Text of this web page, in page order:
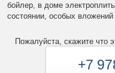
бойлер, в доме
состоянии, особых
Пожалуйста, скажите что
+7